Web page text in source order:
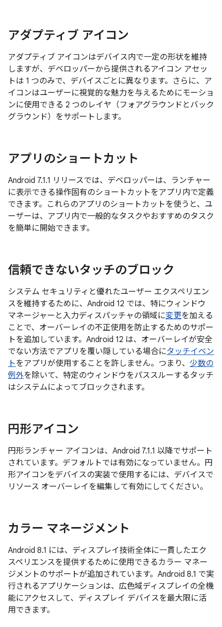
アダプティブ アイコン
アダプティブ アイコンはデバイス内で一定の形状を維持
しますが、デベロッパーから提供されるアイコン アセッ
トは 1 つのみで、デバイスごとに異なります。さらに、ア
イコンはユーザーに視覚的な魅力を与えるためにモーショ
ンに使用できる 2 つのレイヤ（フォアグラウンドとバック
グラウンド）をサポートします。
アプリのショートカット
Android 7.1.1 リリースでは、デベロッパーは、ランチャー
に表示できる操作固有のショートカットをアプリ内で定義
できます。これらのアプリのショートカットを使うと、ユ
ーザーは、アプリ内で一般的なタスクやおすすめのタスク
を簡単に開始できます。
信頼できないタッチのブロック
システム セキュリティと優れたユーザー エクスペリエン
スを維持するために、Android 12 では、特にウィンドウ
マネージャーと入力ディスパッチャの領域に変更を加える
ことで、オーバーレイの不正使用を防止するためのサポー
トを追加しています。Android 12 は、オーバーレイが安全
でない方法でアプリを覆い隠している場合にタッチイベン
トをアプリが使用することを許しません。つまり、 少数の
例外を除いて、特定のウィンドウをパススルーするタッチ
はシステムによってブロックされます。
円形アイコン
円形ランチャー アイコンは、Android 7.1.1 以降でサポート
されています。デフォルトでは有効になっていません。円
形アイコンをデバイスの実装で使用するには、デバイスで
リソース オーバーレイを編集して有効にしてください。
カラー マネージメント
Android 8.1 には、ディスプレイ技術全体に一貫したエク
スペリエンスを提供するために使用できるカラー マネー
ジメントのサポートが追加されています。Android 8.1 で実
行されるアプリケーションは、広色域ディスプレイの全機
能にアクセスして、ディスプレイ デバイスを最大限に活
用できます。